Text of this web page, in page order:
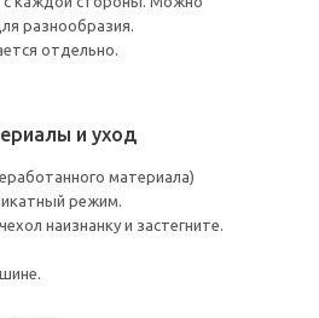
разнообразия.
отдельно.
и уход
материала)
режим.
наизнанку и застегните.